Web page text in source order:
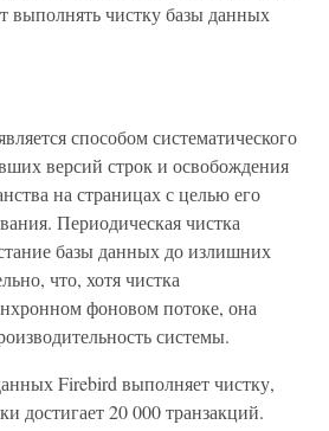
выполнять чистку базы данных
способом систематического
версий строк и освобождения
на страницах с целью его
Периодическая чистка
базы данных до излишних
что, хотя чистка
фоновом потоке, она
системы.
Firebird выполняет чистку,
достигает 20 000 транзакций.